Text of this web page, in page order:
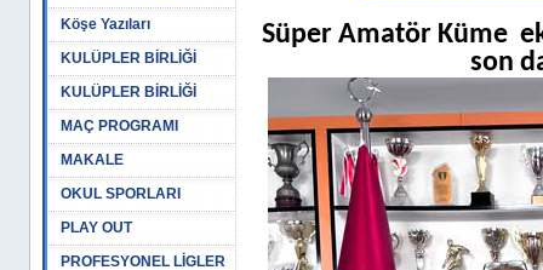
Köşe Yazıları
KULÜPLER BİRLİĞİ
KULÜPLER BİRLİĞİ
MAÇ PROGRAMI
MAKALE
OKUL SPORLARI
PLAY OUT
PROFESYONEL LİGLER
Süper Amatör Küme
son